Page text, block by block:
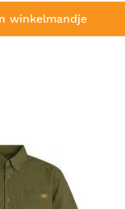
winkelmandje